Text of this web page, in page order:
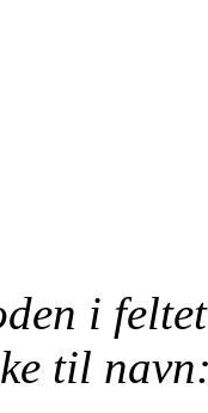
i
til